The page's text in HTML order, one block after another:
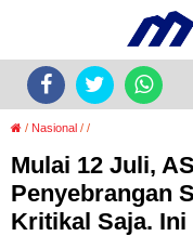
/ Nasional / /
Mulai 12 Juli,
Penyebrangan
Kritikal Saja.